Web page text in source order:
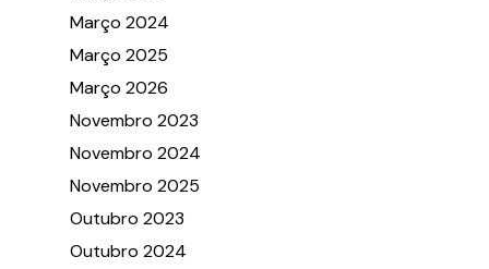
Março 2024
Março 2025
Março 2026
Novembro 2023
Novembro 2024
Novembro 2025
Outubro 2023
Outubro 2024